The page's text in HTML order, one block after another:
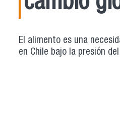
El alimento es una
en Chile bajo la presión